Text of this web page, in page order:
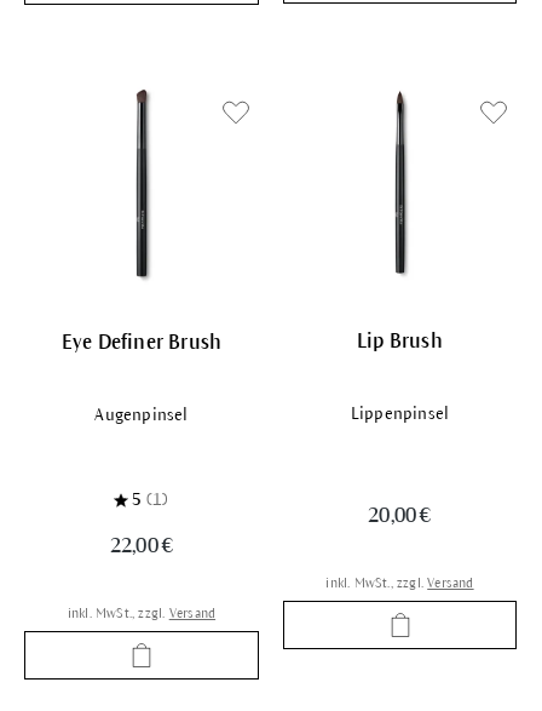
Eye Definer Brush
Augenpinsel
5 (1)
22,00 €
inkl. MwSt., zzgl. Versand
Lip Brush
Lippenpinsel
20,00 €
inkl. MwSt., zzgl.Versand